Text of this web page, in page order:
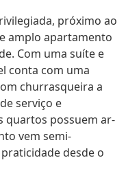
próximo ao
amplo apartamento
Com uma suíte e
conta com uma
churrasqueira a
serviço e
quartos possuem ar-
vem semi-
desde o